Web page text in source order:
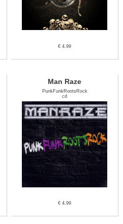
€ 4.99
Man Raze
PunkFunkRootsRock
cd
€ 4.99